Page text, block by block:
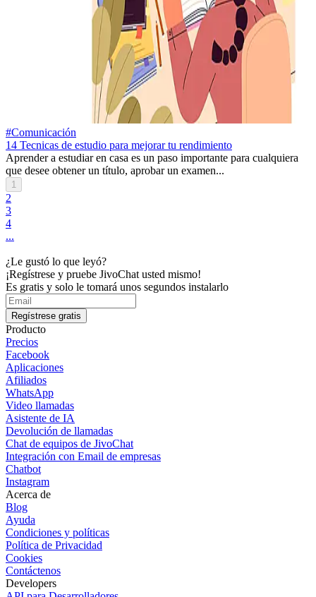
#Comunicación
14 Tecnicas de estudio para mejorar tu rendimiento
Aprender a estudiar en casa es un paso importante para cualquiera
que desee obtener un título, aprobar un examen...
1
2
3
4
...
¿Le gustó lo que leyó?
¡Regístrese y pruebe JivoChat usted mismo!
Es gratis y solo le tomará unos segundos instalarlo
Regístrese gratis
Producto
Precios
Facebook
Aplicaciones
Afiliados
WhatsApp
Video llamadas
Asistente de IA
Devolución de llamadas
Chat de equipos de JivoChat
Integración con Email de empresas
Chatbot
Instagram
Acerca de
Blog
Ayuda
Condiciones y políticas
Política de Privacidad
Cookies
Contáctenos
Developers